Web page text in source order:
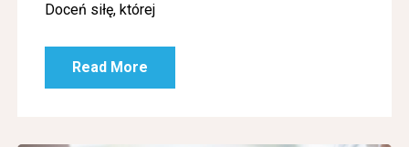
Doceń siłę, której
Read More